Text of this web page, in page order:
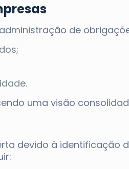
de
uma visão
devido à identificação